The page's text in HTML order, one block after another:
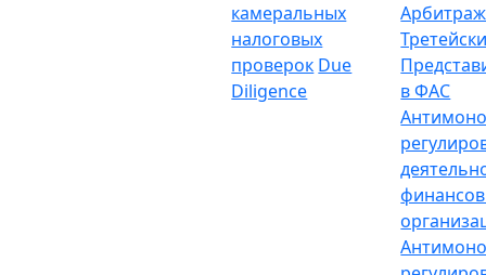
камеральных
налоговых
проверок Due
Diligence
в ФАС